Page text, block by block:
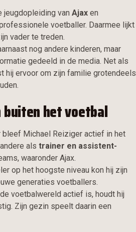
jeugdopleiding van Ajax en
voetballer. Daarmee lijkt
vader te treden.
nog andere kinderen, maar
gedeeld in de media. Net als
hij ervoor om zijn familie grotendeels
buiten het voetbal
bleef Michael Reiziger actief in het
als trainer en assistent-
waaronder Ajax.
op het hoogste niveau kon hij zijn
generaties voetballers.
voetbalwereld actief is, houdt hij
Zijn gezin speelt daarin een